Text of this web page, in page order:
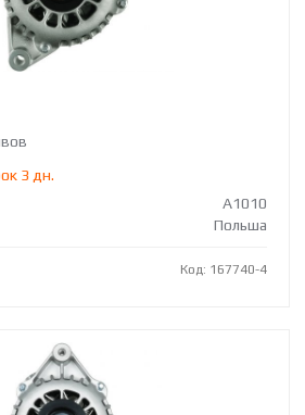
3 дн.
A1010
Польша
Код: 167740-4